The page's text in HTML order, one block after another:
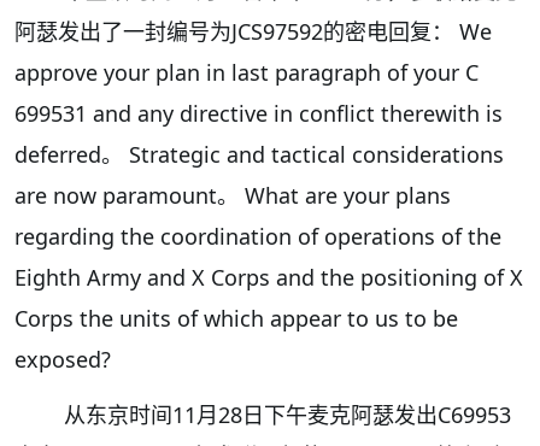
阿瑟发出了一封编号为JCS97592的密电回复： We
approve your plan in last paragraph of your C
699531 and any directive in conflict therewith is
deferred。 Strategic and tactical considerations
are now paramount。 What are your plans
regarding the coordination of operations of the
Eighth Army and X Corps and the positioning of X
Corps the units of which appear to us to be
exposed?
从东京时间11月28日下午麦克阿瑟发出C69953